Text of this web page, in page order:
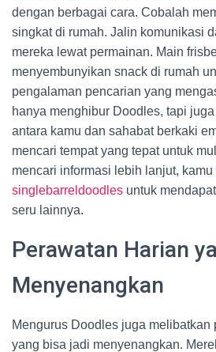
dengan berbagai cara. Cobalah
singkat di rumah. Jalin komunikasi
mereka lewat permainan. Main
menyembunyikan snack di rumah
pengalaman pencarian yang
hanya menghibur Doodles, tapi
antara kamu dan sahabat berkaki
mencari tempat yang tepat untuk
mencari informasi lebih lanjut,
singlebarreldoodles untuk
seru lainnya.
Perawatan Harian
Menyenangkan
Mengurus Doodles juga melibatkan
yang bisa jadi menyenangkan.